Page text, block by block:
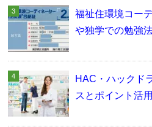
福祉住環境コー
や独学での勉強
HAC・ハックド
スとポイント活